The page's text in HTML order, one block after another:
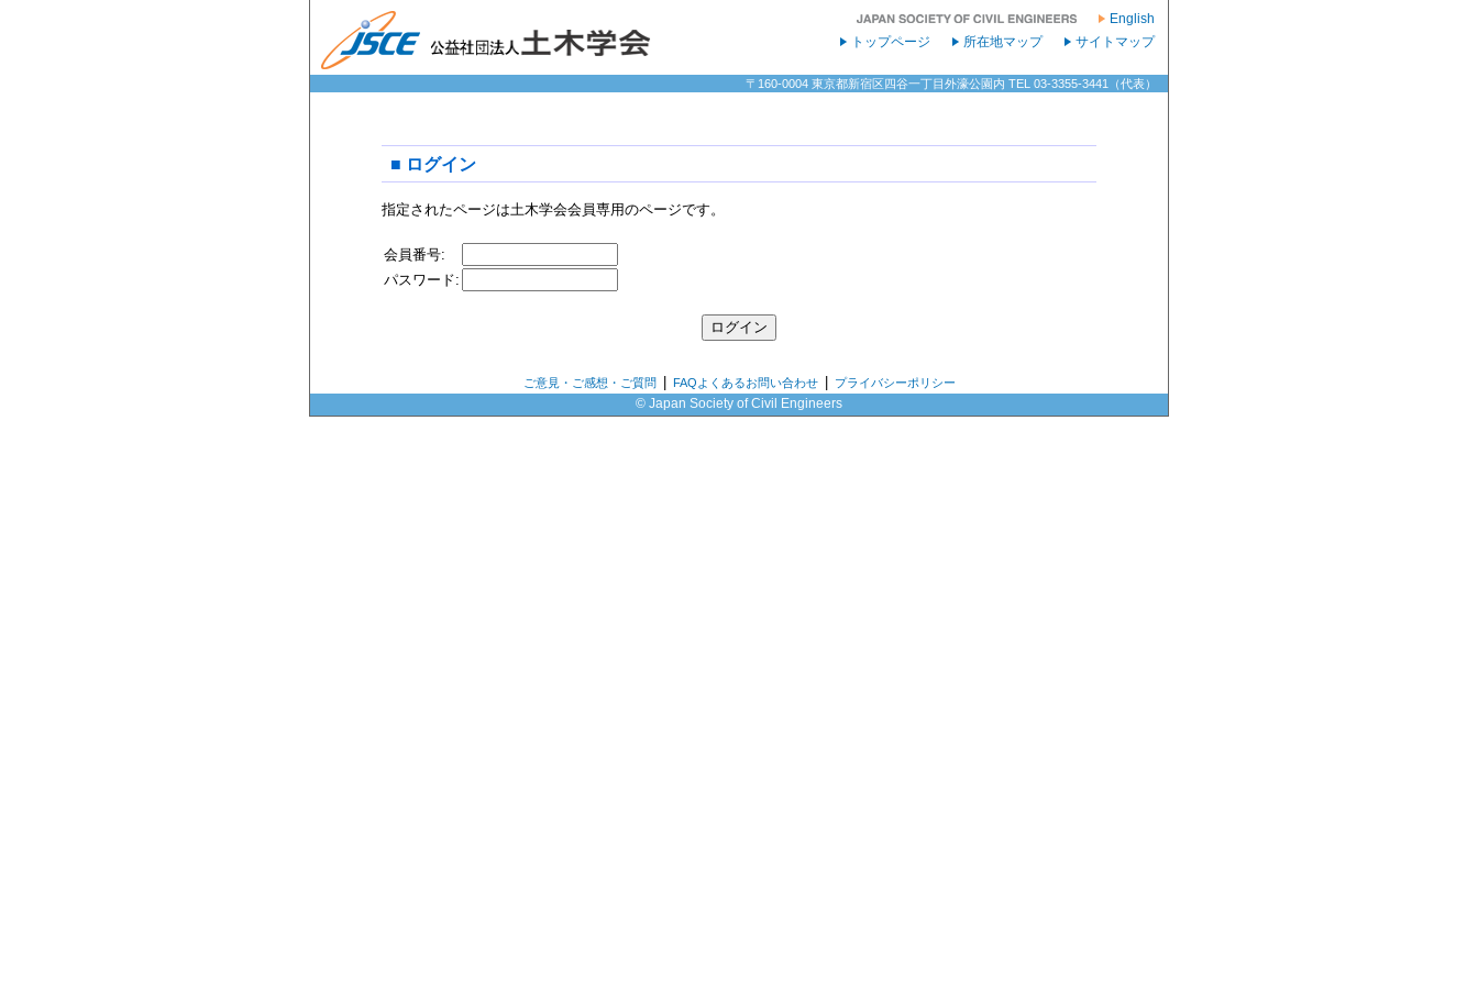
English
サイトマップ
所在地マップ
トップページ
〒160-0004 東京都新宿区四谷一丁目外濠公園内 TEL 03-3355-3441（代表）
■ ログイン
指定されたページは土木学会会員専用のページです。
会員番号:
パスワード:
ご意見・ご感想・ご質問 FAQよくあるお問い合わせ プライバシーポリシー
© Japan Society of Civil Engineers